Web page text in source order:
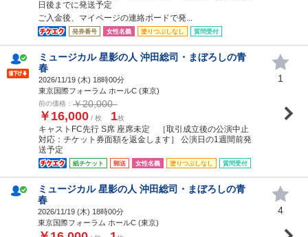
日後までに発送予定
ご入金後、マイページの連絡ボードで発...
発券番号 女性名義 塗りつぶしなし 質問受付
ミュージカル 星影の人 沖田総司・まぼろしの青
春
2026/11/19 (木) 18時00分
東京国際フォーラム ホールC (東京)
前の価格： ￥20,000
￥16,000 / 枚 1枚
キャストFC先行 S席 座席未定 ［取引成立後の公演中止
対応：チケット券面額を返金します］ 公演日の1週間前発
送予定
紙チケット 郵送 女性名義 塗りつぶしなし 質問受付
1
ミュージカル 星影の人 沖田総司・まぼろしの青
春
2026/11/19 (木) 18時00分
東京国際フォーラム ホールC (東京)
4